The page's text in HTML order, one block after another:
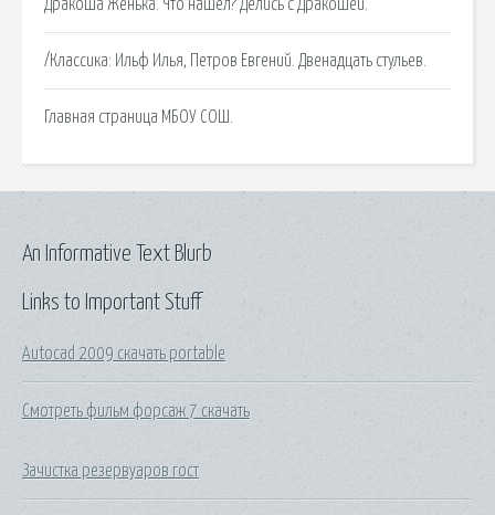
Дракоша Женька. Что нашёл? Делись с Дракошей.
/Классика: Ильф Илья, Петров Евгений. Двенадцать стульев.
Главная страница МБОУ СОШ.
Links to Important Stuff
Autocad 2009 скачать portable
Смотреть фильм форсаж 7 скачать
Зачистка резервуаров гост
An Informative Text Blurb